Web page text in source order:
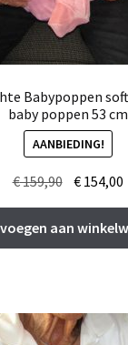
Babypoppen
baby poppen 53 cm
AANBIEDING!
€159,90
was:
€ 159,90.
€ 154,00
aan